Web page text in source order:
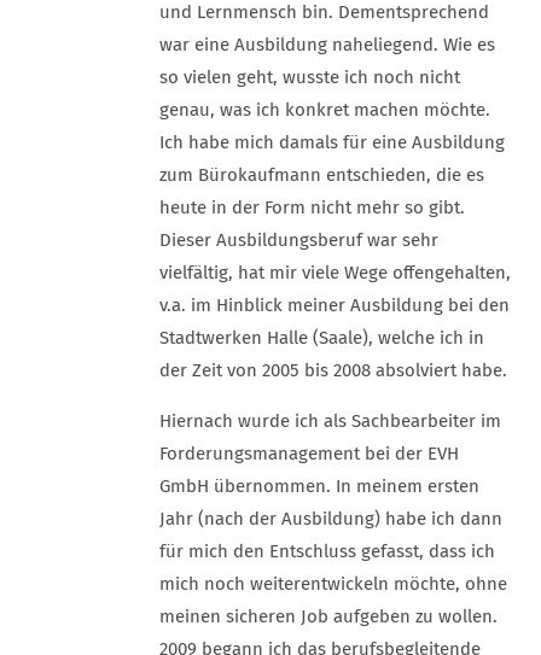
und Lernmensch bin. Dementsprechend
war eine Ausbildung naheliegend. Wie es
so vielen geht, wusste ich noch nicht
genau, was ich konkret machen möchte.
Ich habe mich damals für eine Ausbildung
zum Bürokaufmann entschieden, die es
heute in der Form nicht mehr so gibt.
Dieser Ausbildungsberuf war sehr
vielfältig, hat mir viele Wege offengehalten,
v.a. im Hinblick meiner Ausbildung bei den
Stadtwerken Halle (Saale), welche ich in
der Zeit von 2005 bis 2008 absolviert habe.
Hiernach wurde ich als Sachbearbeiter im
Forderungsmanagement bei der EVH
GmbH übernommen. In meinem ersten
Jahr (nach der Ausbildung) habe ich dann
für mich den Entschluss gefasst, dass ich
mich noch weiterentwickeln möchte, ohne
meinen sicheren Job aufgeben zu wollen.
2009 begann ich das berufsbegleitende